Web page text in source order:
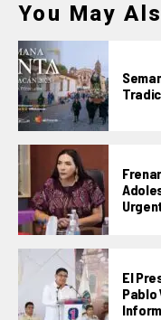
You May
El
Pablo